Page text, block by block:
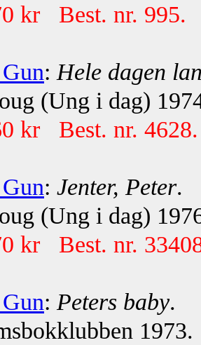
kr Best. nr. 995.
: Hele dagen
(Ung i dag)
kr Best. nr. 4628.
: Jenter, Peter.
(Ung i dag)
kr Best. nr.
: Peters baby.
1973.